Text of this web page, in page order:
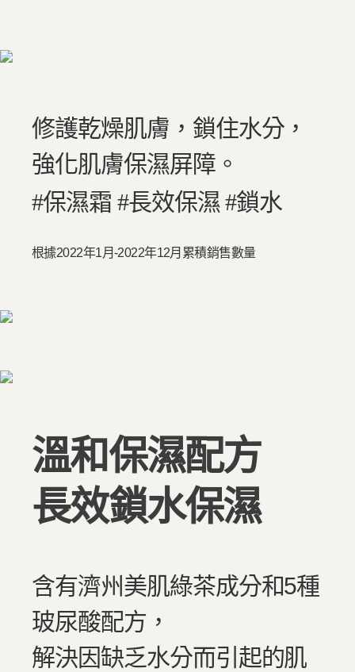
修護乾燥肌膚，鎖住水分，
強化肌膚保濕屏障。
#保濕霜 #長效保濕 #鎖水
根據2022年1月-2022年12月累積銷售數量
溫和保濕配方
長效鎖水保濕
含有濟州美肌綠茶成分和5種
玻尿酸配方，
解決因缺乏水分而引起的肌